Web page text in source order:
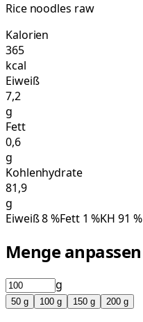
Rice noodles raw
Kalorien
365
kcal
Eiweiß
7,2
g
Fett
0,6
g
Kohlenhydrate
81,9
g
Eiweiß8%Fett 1 %KH91 %
Menge anpassen
g
50 g 100 g 150 g 200 g